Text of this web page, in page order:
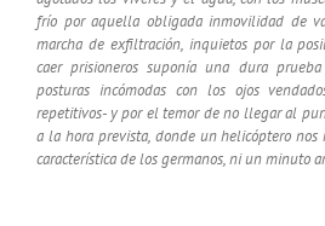
frío por aquella obligada inmovilidad de
marcha de exfiltración, inquietos por la
caer prisioneros suponía una dura
posturas incómodas con los ojos
repetitivos- y por el temor de no llegar al
a la hora prevista, donde un helicóptero
característica de los germanos, ni un minuto